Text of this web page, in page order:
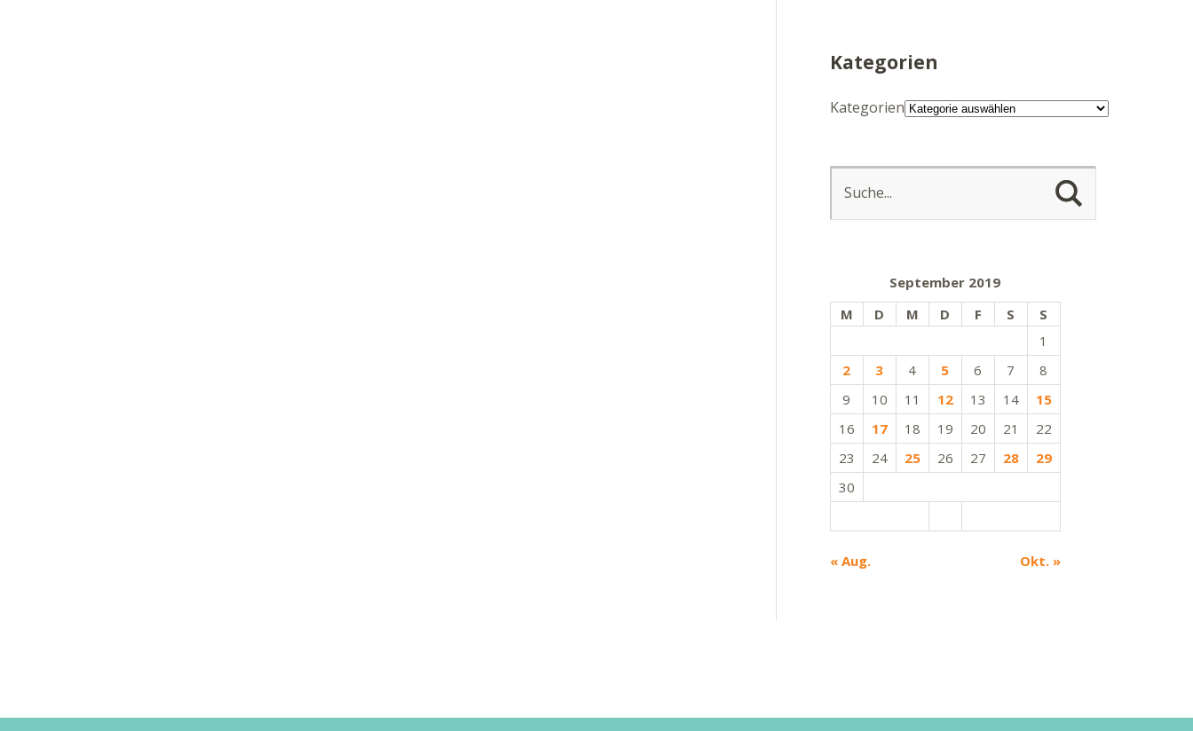
Kategorien
Kategorien
September 2019
M
D M D F S S
« Aug. Okt. »
1
2
3 4 5 6 7
8
9
10 11 12 13 14
15
16
17 18 19 20 21
22
23
24 25 26 27 28
29
30